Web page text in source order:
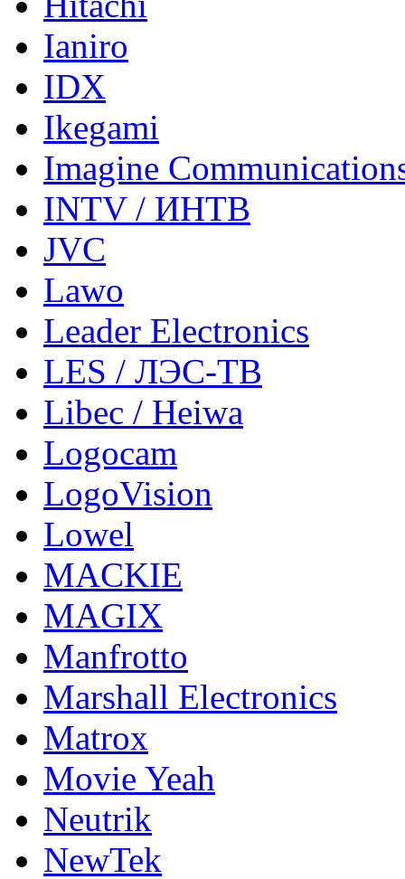
Ianiro
IDX
Ikegami
Imagine
INTV / ИНТВ
JVC
Lawo
Leader Electronics
LES / ЛЭС-ТВ
Libec / Heiwa
Logocam
LogoVision
Lowel
MACKIE
MAGIX
Manfrotto
Marshall Electronics
Matrox
Movie Yeah
Neutrik
NewTek